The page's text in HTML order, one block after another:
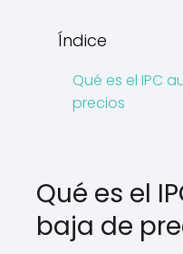
Índice
Qué es el IPC
precios
Qué es el
baja de